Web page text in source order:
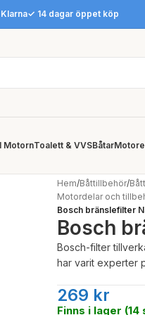
✓ 14 dagar öppet köp
MotornToalett & VVSBåtar
Hem/Båttillbehör/
Motordelar och
Bosch bränslefilter
Bosch
Bosch-filter
har varit experter
269 kr
Finns i lager